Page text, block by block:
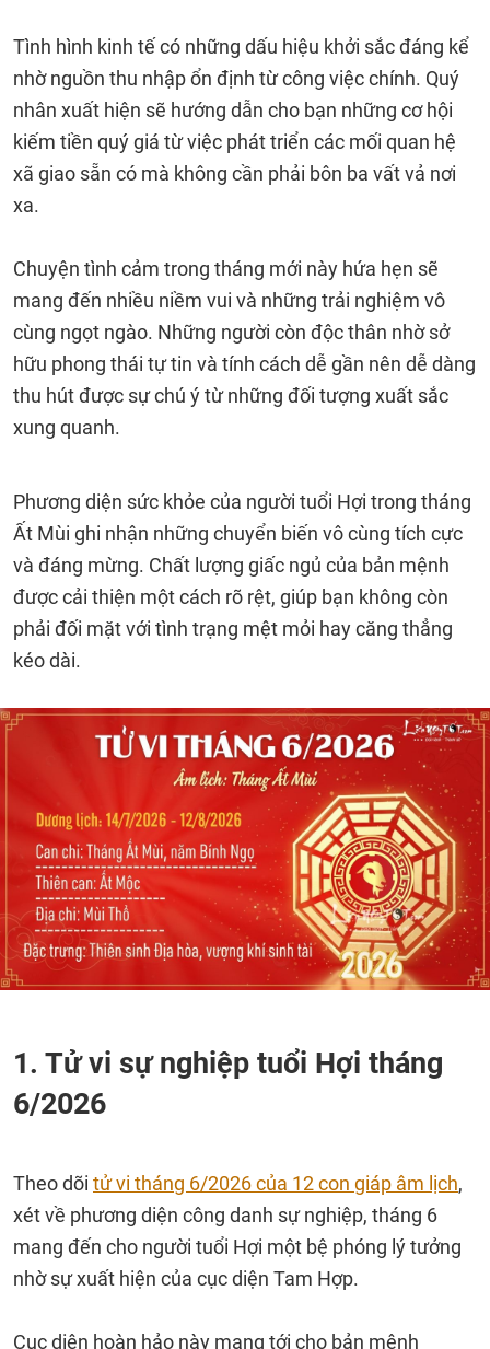
Tình hình kinh tế có những dấu hiệu khởi sắc đáng kể
nhờ nguồn thu nhập ổn định từ công việc chính. Quý
nhân xuất hiện sẽ hướng dẫn cho bạn những cơ hội
kiếm tiền quý giá từ việc phát triển các mối quan hệ
xã giao sẵn có mà không cần phải bôn ba vất vả nơi
xa.
Chuyện tình cảm trong tháng mới này hứa hẹn sẽ
mang đến nhiều niềm vui và những trải nghiệm vô
cùng ngọt ngào. Những người còn độc thân nhờ sở
hữu phong thái tự tin và tính cách dễ gần nên dễ dàng
thu hút được sự chú ý từ những đối tượng xuất sắc
xung quanh.
Phương diện sức khỏe của người tuổi Hợi trong tháng
Ất Mùi ghi nhận những chuyển biến vô cùng tích cực
và đáng mừng. Chất lượng giấc ngủ của bản mệnh
được cải thiện một cách rõ rệt, giúp bạn không còn
phải đối mặt với tình trạng mệt mỏi hay căng thẳng
kéo dài.
1. Tử vi sự nghiệp tuổi Hợi tháng
6/2026
Theo dõi tử vi tháng 6/2026 của 12 con giáp âm lịch,
xét về phương diện công danh sự nghiệp, tháng 6
mang đến cho người tuổi Hợi một bệ phóng lý tưởng
nhờ sự xuất hiện của cục diện Tam Hợp.
Cục diện hoàn hảo này mang tới cho bản mệnh